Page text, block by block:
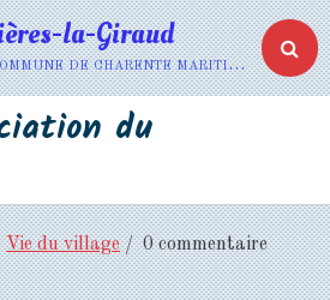
la-Giraud
une commune de charente maritime
du
Vie du village 0 commentaire